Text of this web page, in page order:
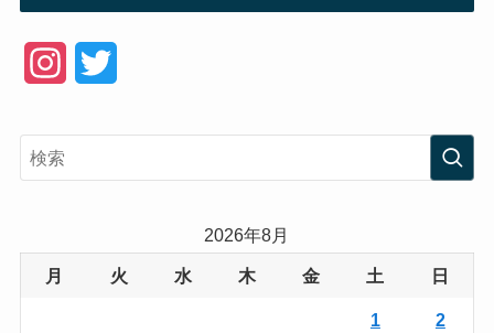
e
2026年8月
月 火 水 木 金 土 日
1 2